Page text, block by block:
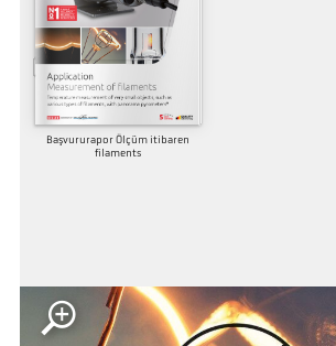
Başvururapor Ölçüm itibaren
filaments